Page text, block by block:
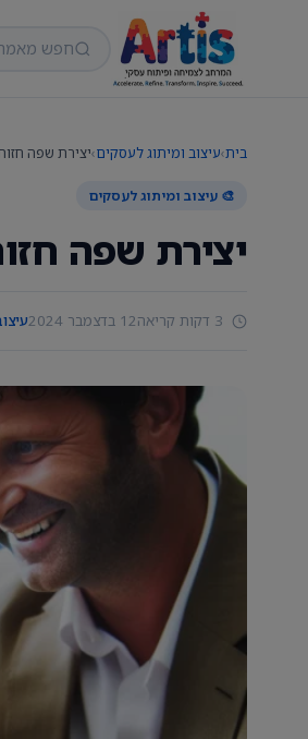
בית›עיצוב ומיתוג לעסקים›יצירת שפה
🎨 עיצוב ומיתוג לעסקים
יצירת שפה
12 בדצמבר 2024